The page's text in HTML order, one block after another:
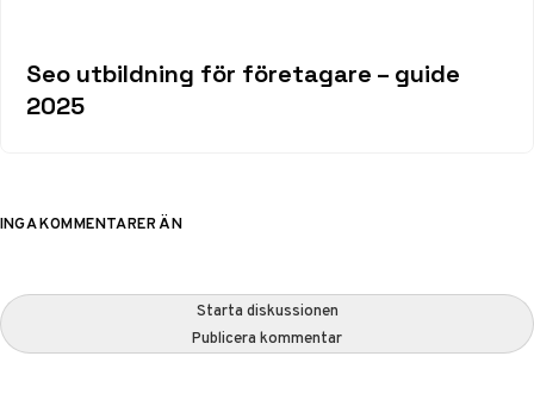
Seo utbildning för företagare – guide
2025
INGA KOMMENTARER ÄN
Starta diskussionen
Publicera kommentar